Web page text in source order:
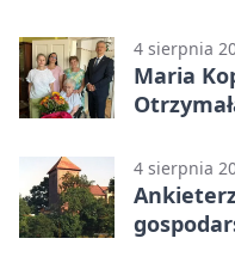
4 sierpnia
Maria
4 sierpnia